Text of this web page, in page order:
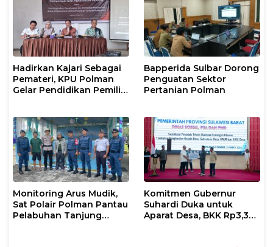
Hadirkan Kajari Sebagai
Pemateri, KPU Polman
Gelar Pendidikan Pemilih
Bapperida Sulbar Dorong
Penguatan Sektor
Pertanian Polman
Monitoring Arus Mudik,
Sat Polair Polman Pantau
Pelabuhan Tanjung
Komitmen Gubernur
Suhardi Duka untuk
Aparat Desa, BKK Rp3,3